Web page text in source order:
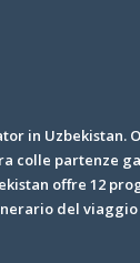
in Uzbekistan.
colle partenze
offre 12
del viaggio